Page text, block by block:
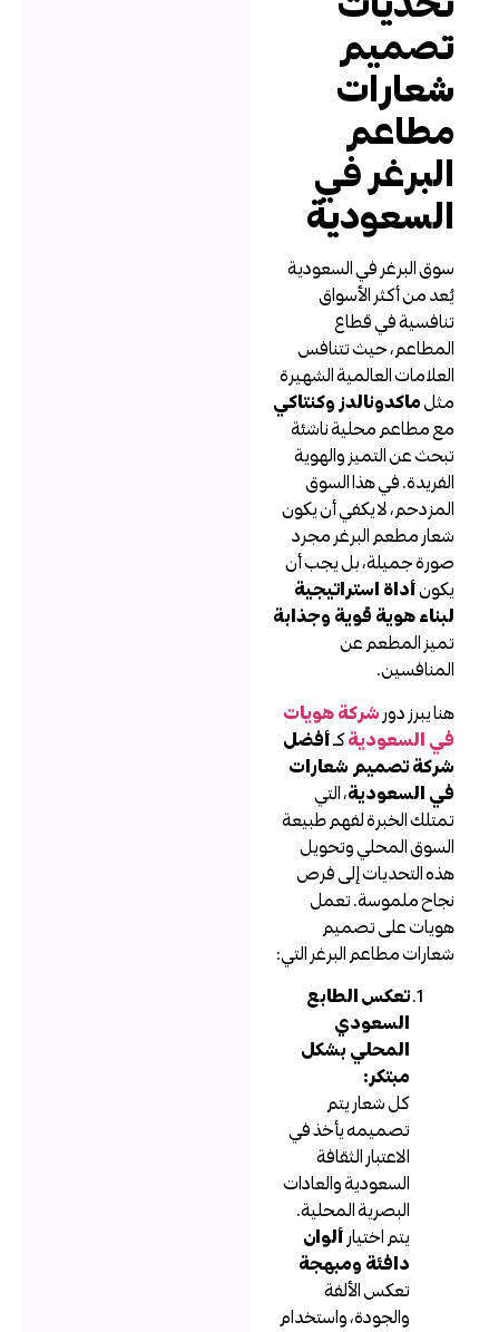
تصميم
شعارات
مطاعم
البرغر في
السعودية
سوق البرغر في السعودية
يُعد من أكثر الأسواق
تنافسية في قطاع
المطاعم، حيث تتنافس
العلامات العالمية الشهيرة
ماكدونالدز وكنتاكي
مع مطاعم محلية ناشئة
تبحث عن التميز والهوية
الفريدة. في هذا السوق
المزدحم، لا يكفي أن يكون
شعار مطعم البرغر مجرد
صورة جميلة، بل يجب أن
أداة استراتيجية
لبناء هوية قوية وجذابة
تميز المطعم عن
المنافسين.
هنا يبرز دورشركة هويات
في السعوديةكـأفضل
شركة تصميم شعارات
في السعودية، التي
تمتلك الخبرة لفهم طبيعة
السوق المحلي وتحويل
هذه التحديات إلى فرص
نجاح ملموسة. تعمل
هويات على تصميم
شعارات مطاعم البرغر التي:
تعكس الطابع
السعودي
المحلي بشكل
كل شعار يتم
تصميمه يأخذ في
الاعتبار الثقافة
السعودية والعادات
البصرية المحلية.
يتم اختيارألوان
دافئة ومبهجة
تعكس الألفة
والجودة، واستخدام